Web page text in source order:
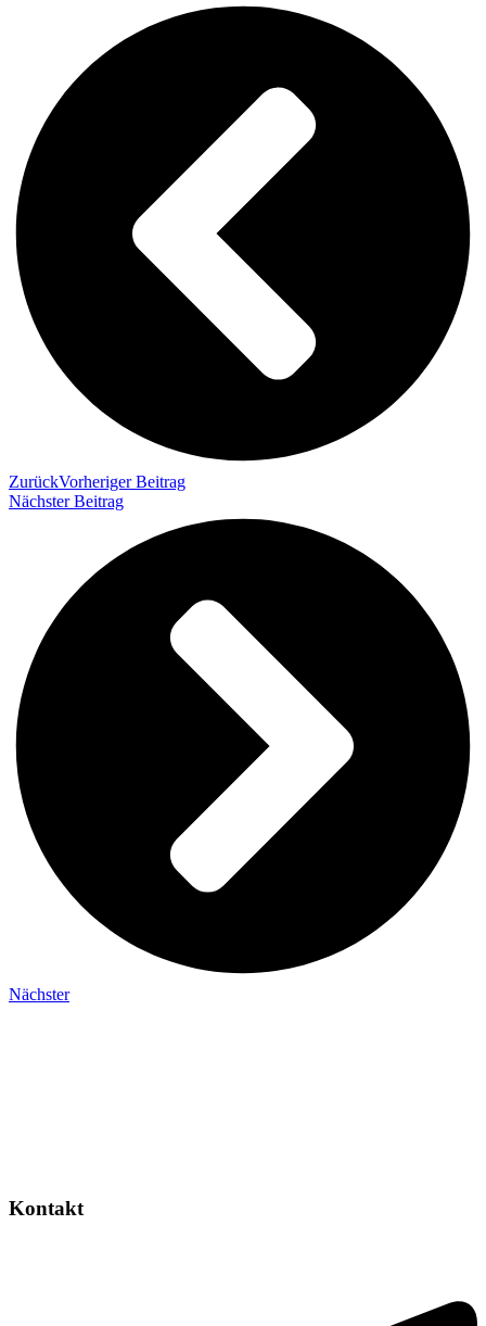
ZurückVorheriger Beitrag
Nächster Beitrag
Nächster
Kontakt